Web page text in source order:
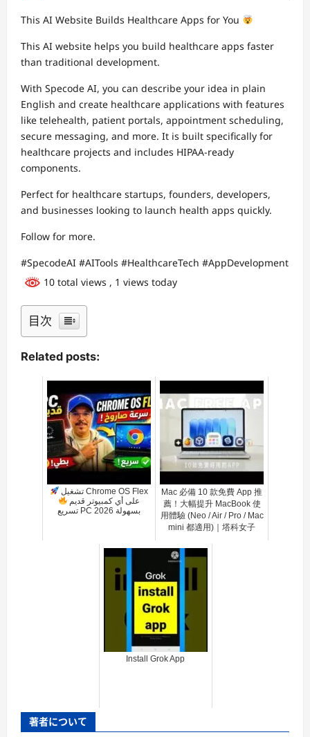
This AI Website Builds Healthcare Apps for You
This AI website helps you build healthcare apps faster
than traditional development.
With Specode AI, you can describe your idea in plain
English and create healthcare applications with features
like telehealth, patient portals, appointment scheduling,
secure messaging, and more. It is built specifically for
healthcare projects and includes HIPAA-ready
components.
Perfect for healthcare startups, founders, developers,
and businesses looking to launch health apps quickly.
Follow for more.
#SpecodeAI #AITools #HealthcareTech #AppDevelopment
10 total views , 1 views today
目次
Related posts:
على أي كمبيوتر قديم
تسريع PC بسهولة 2026
Mac 必備 10 款免費 App 推
薦！大幅提升 MacBook 使
用體驗 (Neo / Air / Pro / Mac
mini 都適用)｜塔科女子
Install Grok App
著者について